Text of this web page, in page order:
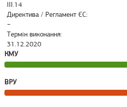
III.14
Директива / Регламент ЄС:
−
Термін виконання:
31.12.2020
КМУ
ВРУ